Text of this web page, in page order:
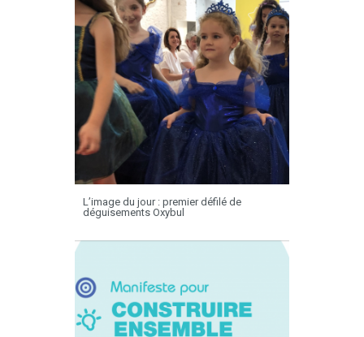
L’image du jour : premier défilé de
déguisements Oxybul